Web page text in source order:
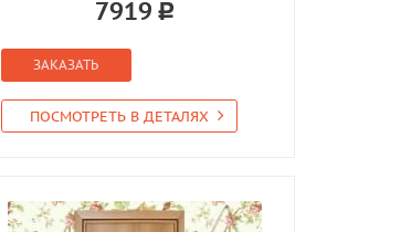
7919
ЗАКАЗАТЬ
ПОСМОТРЕТЬ В ДЕТАЛЯХ